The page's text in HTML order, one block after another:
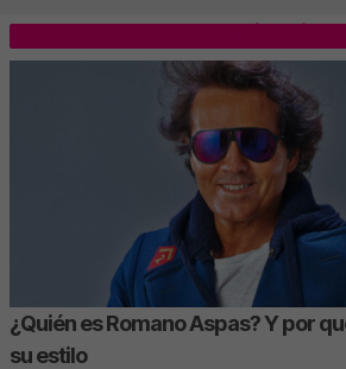
¿Quién es Romano Aspas? Y por
su estilo